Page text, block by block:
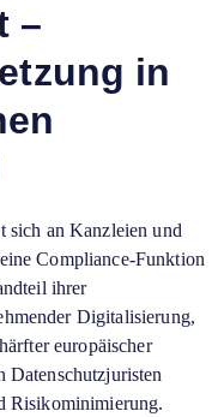
–
in
sich an Kanzleien und
Compliance-Funktion
ihrer
Digitalisierung,
europäischer
Datenschutzjuristen
Risikominimierung.